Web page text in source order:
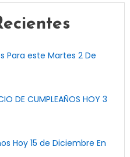
Para este Martes 2 De
DE CUMPLEAÑOS HOY 3
Hoy 15 de Diciembre En